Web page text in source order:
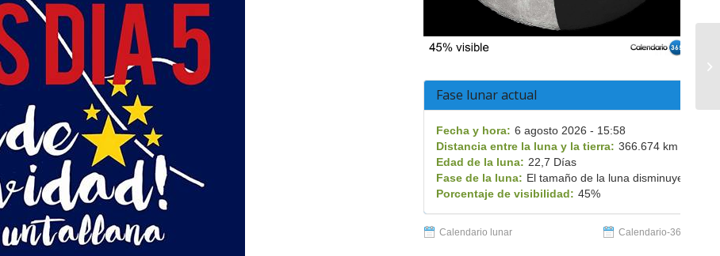
Fase lunar actual
Fecha y hora: 6 agosto 2026 - 15:58
Distancia entre la luna y la tierra: 366.674 km
Edad de la luna: 22,7 Días
Fase de la luna: El tamaño de la luna disminuye
Porcentaje de visibilidad: 45%
Calendario lunar Calendario-365.es